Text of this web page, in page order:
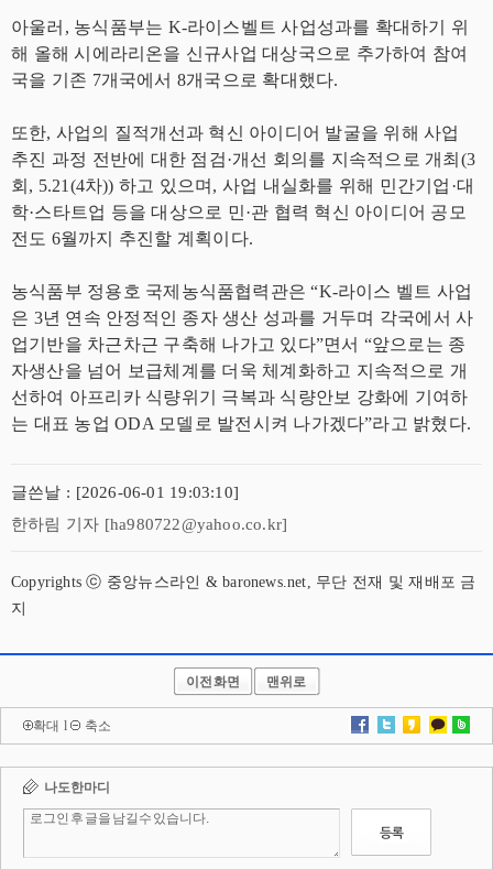
아울러, 농식품부는 K-라이스벨트 사업성과를 확대하기 위
해 올해 시에라리온을 신규사업 대상국으로 추가하여 참여
국을 기존 7개국에서 8개국으로 확대했다.
또한, 사업의 질적개선과 혁신 아이디어 발굴을 위해 사업
추진 과정 전반에 대한 점검·개선 회의를 지속적으로 개최(3
회, 5.21(4차)) 하고 있으며, 사업 내실화를 위해 민간기업·대
학·스타트업 등을 대상으로 민·관 협력 혁신 아이디어 공모
전도 6월까지 추진할 계획이다.
농식품부 정용호 국제농식품협력관은 “K-라이스 벨트 사업
은 3년 연속 안정적인 종자 생산 성과를 거두며 각국에서 사
업기반을 차근차근 구축해 나가고 있다”면서 “앞으로는 종
자생산을 넘어 보급체계를 더욱 체계화하고 지속적으로 개
선하여 아프리카 식량위기 극복과 식량안보 강화에 기여하
는 대표 농업 ODA 모델로 발전시켜 나가겠다”라고 밝혔다.
글쓴날 : [2026-06-01 19:03:10]
한하림 기자 [ha980722@yahoo.co.kr]
Copyrights ⓒ 중앙뉴스라인 & baronews.net, 무단 전재 및 재배포 금
지
이전화면 맨위로
확대 l 축소